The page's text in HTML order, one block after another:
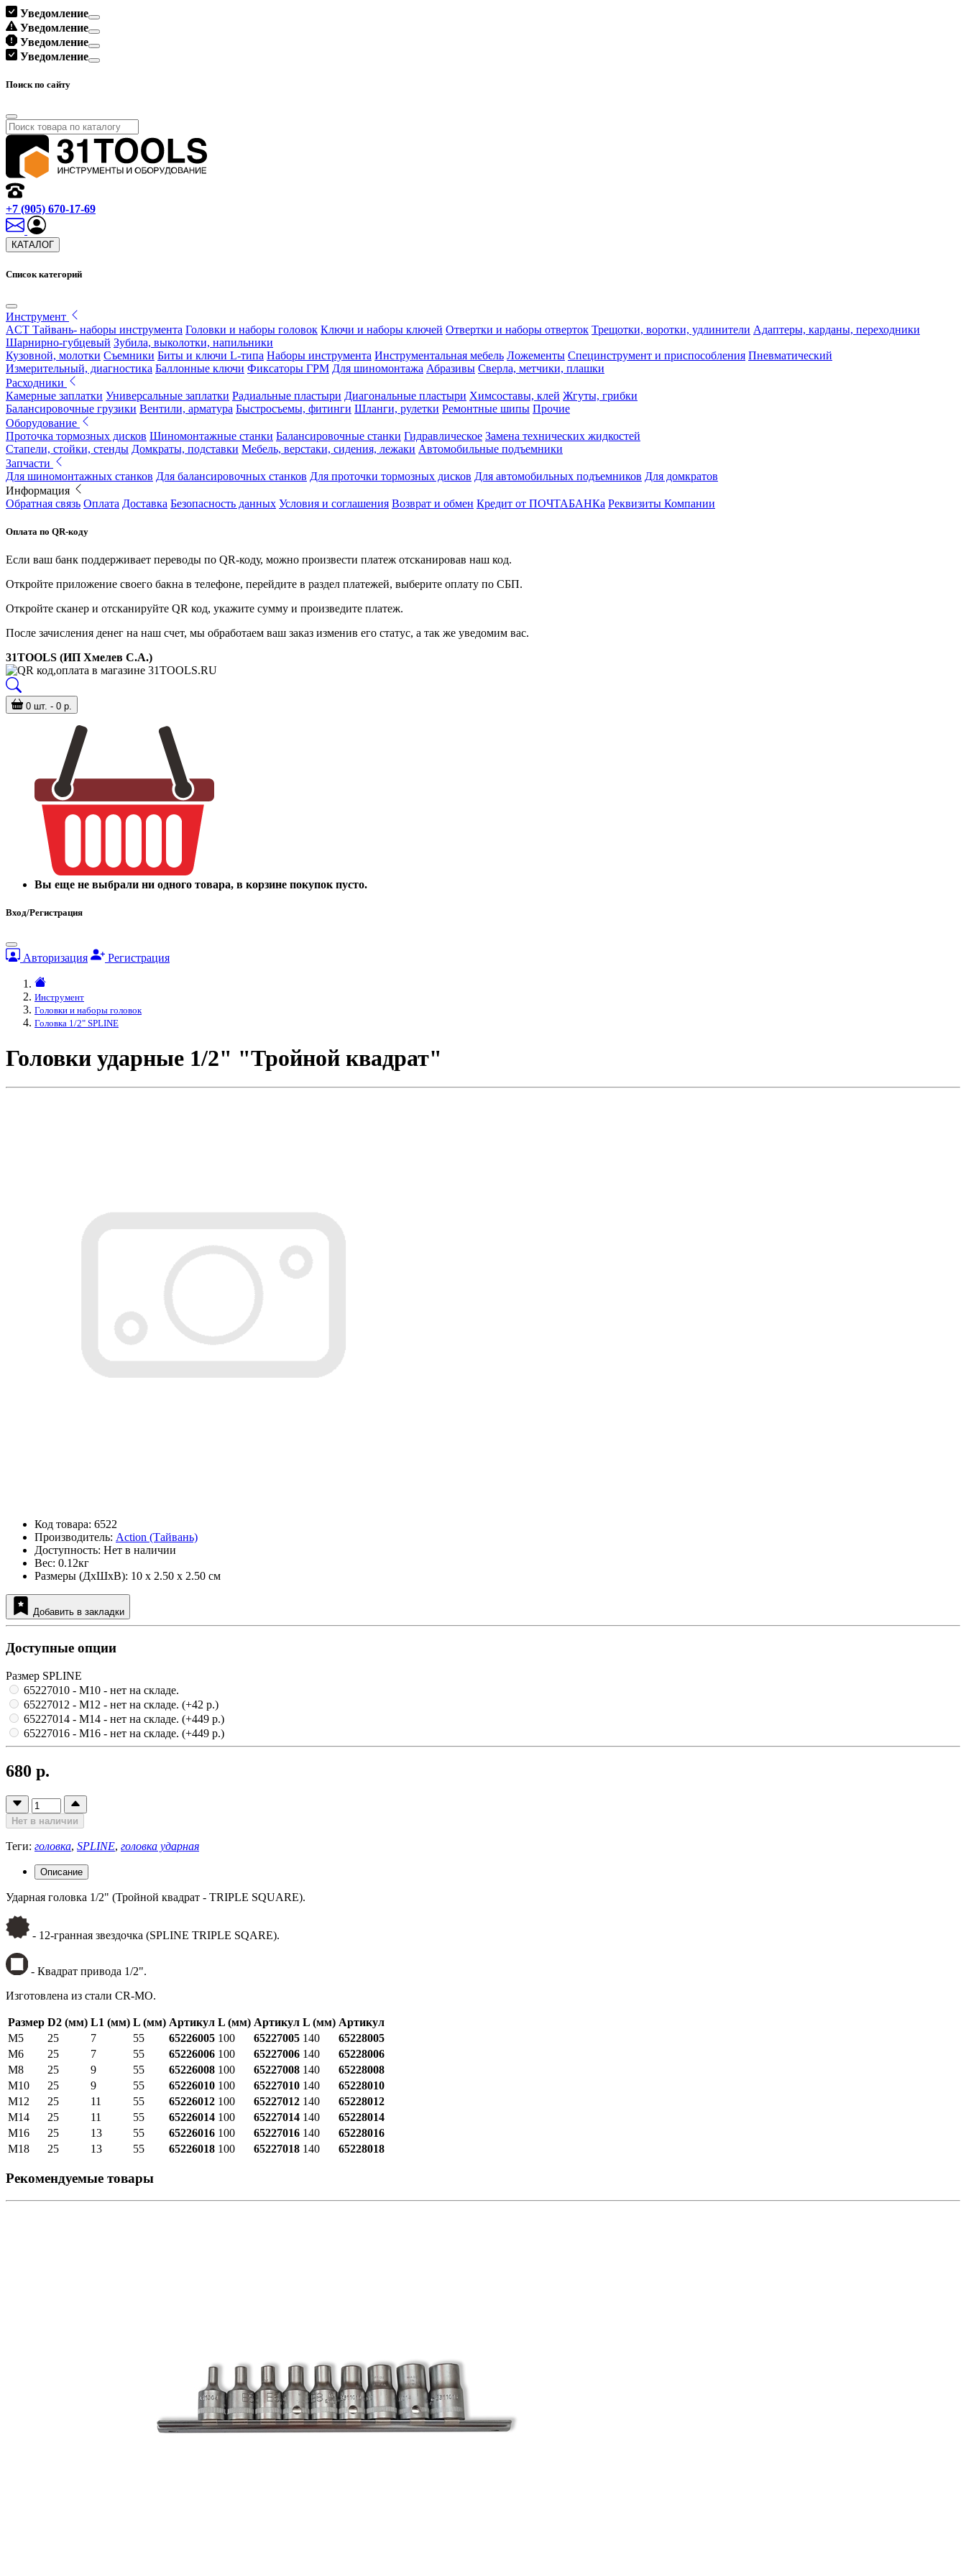
Уведомление
Уведомление
Уведомление
Уведомление
Поиск по сайту
+7 (905) 670-17-69
КАТАЛОГ
Список категорий
Инструмент
ACT Тайвань- наборы инструмента Головки и наборы головок Ключи и наборы ключей Отвертки и наборы отверток Трещотки, воротки, удлинители Адаптеры, карданы, переходники
Шарнирно-губцевый Зубила, выколотки, напильники
Кузовной, молотки Съемники Биты и ключи L-типа Наборы инструмента Инструментальная мебель Ложементы Специнструмент и приспособления Пневматический
Измерительный, диагностика Баллонные ключи Фиксаторы ГРМ Для шиномонтажа Абразивы Сверла, метчики, плашки
Расходники
Камерные заплатки Универсальные заплатки Радиальные пластыри Диагональные пластыри Химсоставы, клей Жгуты, грибки
Балансировочные грузики Вентили, арматура Быстросъемы, фитинги Шланги, рулетки Ремонтные шипы Прочие
Оборудование
Проточка тормозных дисков Шиномонтажные станки Балансировочные станки Гидравлическое Замена технических жидкостей
Стапели, стойки, стенды Домкраты, подставки Мебель, верстаки, сидения, лежаки Автомобильные подъемники
Запчасти
Для шиномонтажных станков Для балансировочных станков Для проточки тормозных дисков Для автомобильных подъемников Для домкратов
Информация
Обратная связь Оплата Доставка Безопасность данных Условия и соглашения Возврат и обмен Кредит от ПОЧТАБАНКа Реквизиты Компании
Оплата по QR-коду
Если ваш банк поддерживает переводы по QR-коду, можно произвести платеж отсканировав наш код.
Откройте приложение своего бакна в телефоне, перейдите в раздел платежей, выберите оплату по СБП.
Откройте сканер и отсканируйте QR код, укажите сумму и произведите платеж.
После зачисления денег на наш счет, мы обработаем ваш заказ изменив его статус, а так же уведомим вас.
31TOOLS (ИП Хмелев С.А.)
0 шт. - 0 р.
Вы еще не выбрали ни одного товара, в корзине покупок пусто.
Вход/Регистрация
Авторизация Регистрация
Инструмент
Головки и наборы головок
Головка 1/2" SPLINE
Головки ударные 1/2" "Тройной квадрат"
Код товара: 6522
Производитель: Action (Тайвань)
Доступность: Нет в наличии
Вес: 0.12кг
Размеры (ДxШxВ): 10 x 2.50 x 2.50 см
Добавить в закладки
Доступные опции
Размер SPLINE
65227010 - M10 - нет на складе.
65227012 - M12 - нет на складе. (+42 р.)
65227014 - M14 - нет на складе. (+449 р.)
65227016 - M16 - нет на складе. (+449 р.)
680 р.
Нет в наличии
Теги: головка, SPLINE, головка ударная
Описание
Ударная головка 1/2" (Тройной квадрат - TRIPLE SQUARE).
- 12-гранная звездочка (SPLINE TRIPLE SQARE).
- Квадрат привода 1/2".
Изготовлена из стали CR-MO.
Размер D2 (мм) L1 (мм) L (мм) Артикул L (мм) Артикул L (мм) Артикул
M5
25 7 55 65226005 100 65227005 140
65228005
M6
25 7 55 65226006 100 65227006 140
65228006
M8
25 9 55 65226008 100 65227008 140
65228008
M10
25 9 55 65226010 100 65227010 140
65228010
M12
25 11 55 65226012 100 65227012 140
65228012
M14
25 11 55 65226014 100 65227014 140
65228014
M16
25 13 55 65226016 100 65227016 140
65228016
M18
25 13 55 65226018 100 65227018 140 65228018
Рекомендуемые товары